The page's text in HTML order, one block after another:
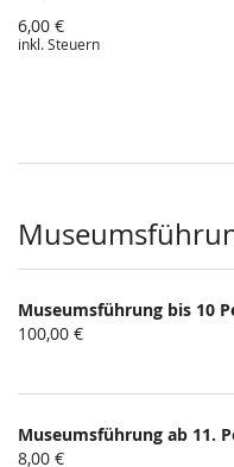
6,00 €
inkl. Steuern
Museumsführung bis 10
100,00 €
Museumsführung ab 11.
8,00 €